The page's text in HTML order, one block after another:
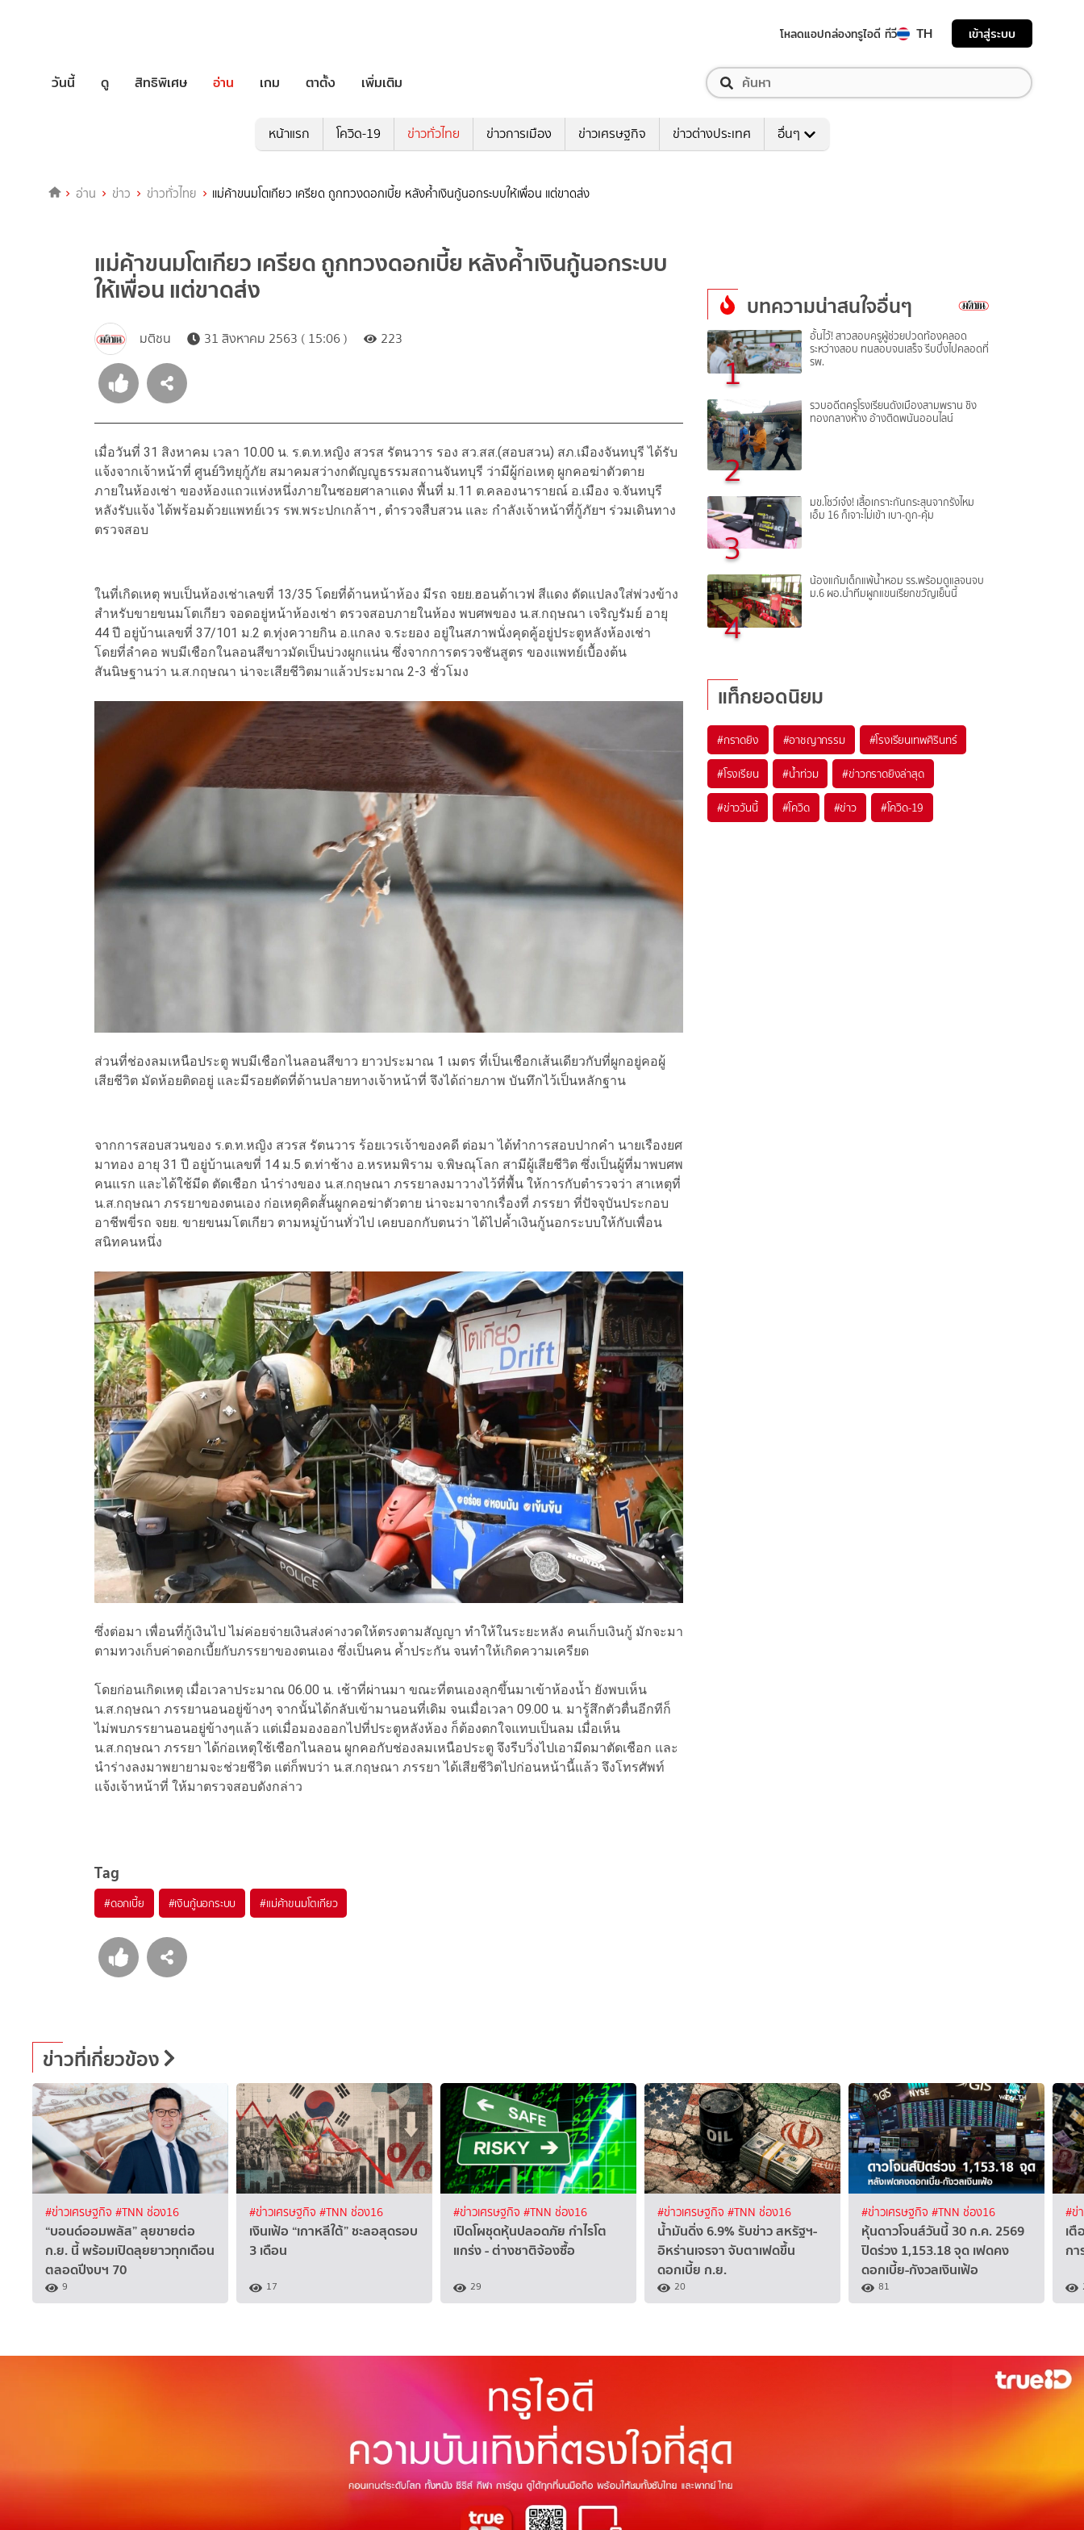
โหลดแอปกล่องทรูไอดี ทีวี TH เข้าสู่ระบบ
วันนี้ ดู สิทธิพิเศษ อ่าน เกม ตาตั้ง เพิ่มเติม
หน้าแรก โควิด-19 ข่าวทั่วไทย ข่าวการเมือง ข่าวเศรษฐกิจ ข่าวต่างประเทศ อื่นๆ
อ่าน ข่าว ข่าวทั่วไทย แม่ค้าขนมโตเกียว เครียด ถูกทวงดอกเบี้ย หลังค้ำเงินกู้นอกระบบให้เพื่อน แต่ขาดส่ง
แม่ค้าขนมโตเกียว เครียด ถูกทวงดอกเบี้ย หลังค้ำเงินกู้นอกระบบ
ให้เพื่อน แต่ขาดส่ง
มติชน 31 สิงหาคม 2563 ( 15:06 ) 223
เมื่อวันที่ 31 สิงหาคม เวลา 10.00 น. ร.ต.ท.หญิง สวรส รัตนวาร รอง สว.สส.(สอบสวน) สภ.เมืองจันทบุรี ได้รับ
แจ้งจากเจ้าหน้าที่ ศูนย์วิทยุกู้ภัย สมาคมสว่างกตัญญูธรรมสถานจันทบุรี ว่ามีผู้ก่อเหตุ ผูกคอฆ่าตัวตาย
ภายในห้องเช่า ของห้องแถวแห่งหนึ่งภายในซอยศาลาแดง พื้นที่ ม.11 ต.คลองนารายณ์ อ.เมือง จ.จันทบุรี
หลังรับแจ้ง ได้พร้อมด้วยแพทย์เวร รพ.พระปกเกล้าฯ , ตำรวจสืบสวน และ กำลังเจ้าหน้าที่กู้ภัยฯ ร่วมเดินทาง
ตรวจสอบ
ในที่เกิดเหตุ พบเป็นห้องเช่าเลขที่ 13/35 โดยที่ด้านหน้าห้อง มีรถ จยย.ฮอนด้าเวฟ สีแดง ดัดแปลงใส่พ่วงข้าง
สำหรับขายขนมโตเกียว จอดอยู่หน้าห้องเช่า ตรวจสอบภายในห้อง พบศพของ น.ส.กฤษณา เจริญรัมย์ อายุ
44 ปี อยู่บ้านเลขที่ 37/101 ม.2 ต.ทุ่งควายกิน อ.แกลง จ.ระยอง อยู่ในสภาพนั่งคุดคู้อยู่ประตูหลังห้องเช่า
โดยที่ลำคอ พบมีเชือกในลอนสีขาวมัดเป็นบ่วงผูกแน่น ซึ่งจากการตรวจชันสูตร ของแพทย์เบื้องต้น
สันนิษฐานว่า น.ส.กฤษณา น่าจะเสียชีวิตมาแล้วประมาณ 2-3 ชั่วโมง
ส่วนที่ช่องลมเหนือประตู พบมีเชือกไนลอนสีขาว ยาวประมาณ 1 เมตร ที่เป็นเชือกเส้นเดียวกับที่ผูกอยู่คอผู้
เสียชีวิต มัดห้อยติดอยู่ และมีรอยตัดที่ด้านปลายทางเจ้าหน้าที่ จึงได้ถ่ายภาพ บันทึกไว้เป็นหลักฐาน
จากการสอบสวนของ ร.ต.ท.หญิง สวรส รัตนวาร ร้อยเวรเจ้าของคดี ต่อมา ได้ทำการสอบปากคำ นายเรืองยศ
มาทอง อายุ 31 ปี อยู่บ้านเลขที่ 14 ม.5 ต.ท่าช้าง อ.หรหมพิราม จ.พิษณุโลก สามีผู้เสียชีวิต ซึ่งเป็นผู้ที่มาพบศพ
คนแรก และได้ใช้มีด ตัดเชือก นำร่างของ น.ส.กฤษณา ภรรยาลงมาวางไว้ที่พื้น ให้การกับตำรวจว่า สาเหตุที่
น.ส.กฤษณา ภรรยาของตนเอง ก่อเหตุคิดสั้นผูกคอฆ่าตัวตาย น่าจะมาจากเรื่องที่ ภรรยา ที่ปัจจุบันประกอบ
อาชีพขี่รถ จยย. ขายขนมโตเกียว ตามหมู่บ้านทั่วไป เคยบอกกับตนว่า ได้ไปค้ำเงินกู้นอกระบบให้กับเพื่อน
สนิทคนหนึ่ง
ซึ่งต่อมา เพื่อนที่กู้เงินไป ไม่ค่อยจ่ายเงินส่งค่างวดให้ตรงตามสัญญา ทำให้ในระยะหลัง คนเก็บเงินกู้ มักจะมา
ตามทวงเก็บค่าดอกเบี้ยกับภรรยาของตนเอง ซึ่งเป็นคน ค้ำประกัน จนทำให้เกิดความเครียด
โดยก่อนเกิดเหตุ เมื่อเวลาประมาณ 06.00 น. เช้าที่ผ่านมา ขณะที่ตนเองลุกขึ้นมาเข้าห้องน้ำ ยังพบเห็น
น.ส.กฤษณา ภรรยานอนอยู่ข้างๆ จากนั้นได้กลับเข้ามานอนที่เดิม จนเมื่อเวลา 09.00 น. มารู้สึกตัวตื่นอีกทีก็
ไม่พบภรรยานอนอยู่ข้างๆแล้ว แต่เมื่อมองออกไปที่ประตูหลังห้อง ก็ต้องตกใจแทบเป็นลม เมื่อเห็น
น.ส.กฤษณา ภรรยา ได้ก่อเหตุใช้เชือกไนลอน ผูกคอกับช่องลมเหนือประตู จึงรีบวิ่งไปเอามีดมาตัดเชือก และ
นำร่างลงมาพยายามจะช่วยชีวิต แต่ก็พบว่า น.ส.กฤษณา ภรรยา ได้เสียชีวิตไปก่อนหน้านี้แล้ว จึงโทรศัพท์
แจ้งเจ้าหน้าที่ ให้มาตรวจสอบดังกล่าว
Tag
#ดอกเบี้ย #เงินกู้นอกระบบ #แม่ค้าขนมโตเกียว
บทความน่าสนใจอื่นๆ
1
อั้นไว้! สาวสอบครูผู้ช่วยปวดท้องคลอด
ระหว่างสอบ ทนสอบจนเสร็จ รีบบึ่งไปคลอดที่
รพ.
2
รวบอดีตครูโรงเรียนดังเมืองสามพราน ชิง
ทองกลางห้าง อ้างติดพนันออนไลน์
3
มข.โชว์เจ๋ง! เสื้อเกราะกันกระสุนจากรังไหม
เอ็ม 16 ก็เจาะไม่เข้า เบา-ถูก-คุ้ม
4
น้องแก้มเด็กแพ้น้ำหอม รร.พร้อมดูแลจนจบ
ม.6 ผอ.นำทีมผูกแขนเรียกขวัญเย็นนี้
แท็กยอดนิยม
#กราดยิง #อาชญากรรม #โรงเรียนเทพศิรินทร์
#โรงเรียน #น้ำท่วม #ข่าวกราดยิงล่าสุด
#ข่าววันนี้ #โควิด #ข่าว #โควิด-19
ข่าวที่เกี่ยวข้อง
#ข่าวเศรษฐกิจ #TNN ช่อง16
“บอนด์ออมพลัส” ลุยขายต่อ
ก.ย. นี้ พร้อมเปิดลุยยาวทุกเดือน
ตลอดปีงบฯ 70
9
#ข่าวเศรษฐกิจ #TNN ช่อง16
เงินเฟ้อ “เกาหลีใต้” ชะลอสุดรอบ
3 เดือน
17
#ข่าวเศรษฐกิจ #TNN ช่อง16
เปิดโผชุดหุ้นปลอดภัย กำไรโต
แกร่ง - ต่างชาติจ้องซื้อ
29
#ข่าวเศรษฐกิจ #TNN ช่อง16
น้ำมันดิ่ง 6.9% รับข่าว สหรัฐฯ-
อิหร่านเจรจา จับตาเฟดขึ้น
ดอกเบี้ย ก.ย.
20
#ข่าวเศรษฐกิจ #TNN ช่อง16
หุ้นดาวโจนส์วันนี้ 30 ก.ค. 2569
ปิดร่วง 1,153.18 จุด เฟดคง
ดอกเบี้ย-กังวลเงินเฟ้อ
81
#ข่
เ
ก